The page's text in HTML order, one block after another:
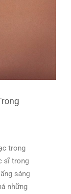
trong
sĩ trong
sáng
những